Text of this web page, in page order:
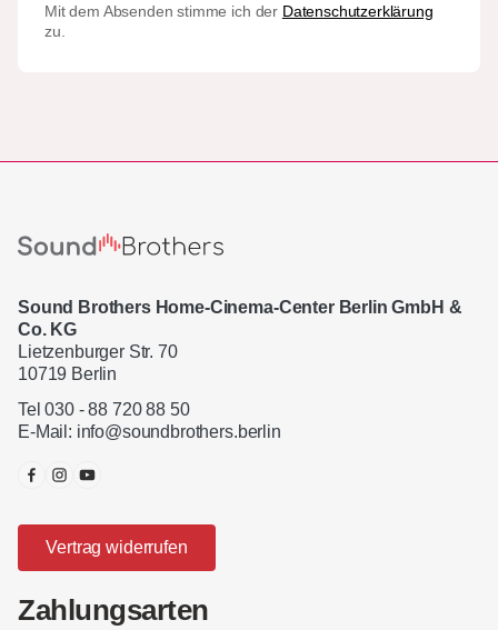
Mit dem Absenden stimme ich der Datenschutzerklärung
zu.
Sound Brothers Home-Cinema-Center Berlin GmbH &
Co. KG
Lietzenburger Str. 70
10719 Berlin
Tel 030 - 88 720 88 50
E-Mail: info@soundbrothers.berlin
Vertrag widerrufen
Zahlungsarten